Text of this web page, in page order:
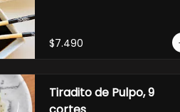
$7.490
Tiradito de Pulpo, 9